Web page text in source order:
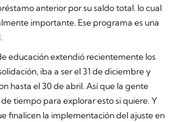
anterior por su saldo total. lo cual
importante. Ese programa es una
educación extendió recientemente los
iba a ser el 31 de diciembre y
hasta el 30 de abril. Así que la gente
tiempo para explorar esto si quiere. Y
finalicen la implementación del ajuste en